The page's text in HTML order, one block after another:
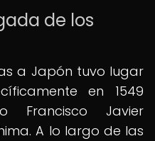
de los
a Japón tuvo lugar
en 1549
Francisco Javier
A lo largo de las